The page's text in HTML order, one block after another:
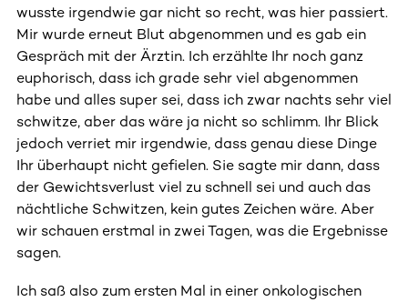
wusste irgendwie gar nicht so recht, was hier passiert.
Mir wurde erneut Blut abgenommen und es gab ein
Gespräch mit der Ärztin. Ich erzählte Ihr noch ganz
euphorisch, dass ich grade sehr viel abgenommen
habe und alles super sei, dass ich zwar nachts sehr viel
schwitze, aber das wäre ja nicht so schlimm. Ihr Blick
jedoch verriet mir irgendwie, dass genau diese Dinge
Ihr überhaupt nicht gefielen. Sie sagte mir dann, dass
der Gewichtsverlust viel zu schnell sei und auch das
nächtliche Schwitzen, kein gutes Zeichen wäre. Aber
wir schauen erstmal in zwei Tagen, was die Ergebnisse
sagen.
Ich saß also zum ersten Mal in einer onkologischen